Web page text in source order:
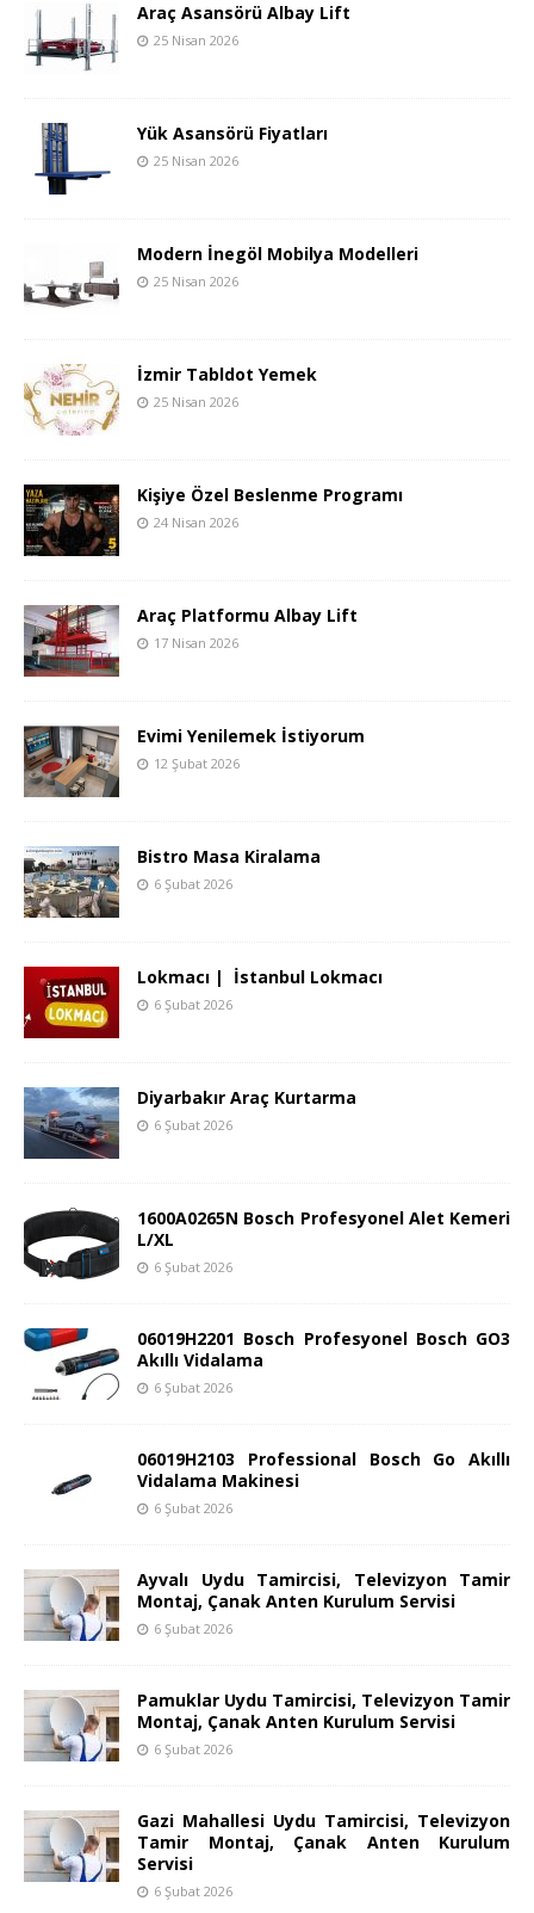
Araç Asansörü Albay Lift
25 Nisan 2026
Yük Asansörü Fiyatları
25 Nisan 2026
Modern İnegöl Mobilya Modelleri
25 Nisan 2026
İzmir Tabldot Yemek
25 Nisan 2026
Kişiye Özel Beslenme Programı
24 Nisan 2026
Araç Platformu Albay Lift
17 Nisan 2026
Evimi Yenilemek İstiyorum
12 Şubat 2026
Bistro Masa Kiralama
6 Şubat 2026
Lokmacı | İstanbul Lokmacı
6 Şubat 2026
Diyarbakır Araç Kurtarma
6 Şubat 2026
1600A0265N Bosch Profesyonel Alet Kemeri
L/XL
6 Şubat 2026
06019H2201 Bosch Profesyonel Bosch GO3
Akıllı Vidalama
6 Şubat 2026
06019H2103 Professional Bosch Go Akıllı
Vidalama Makinesi
6 Şubat 2026
Ayvalı Uydu Tamircisi, Televizyon Tamir
Montaj, Çanak Anten Kurulum Servisi
6 Şubat 2026
Pamuklar Uydu Tamircisi, Televizyon Tamir
Montaj, Çanak Anten Kurulum Servisi
6 Şubat 2026
Gazi Mahallesi Uydu Tamircisi, Televizyon
Tamir Montaj, Çanak Anten Kurulum
Servisi
6 Şubat 2026